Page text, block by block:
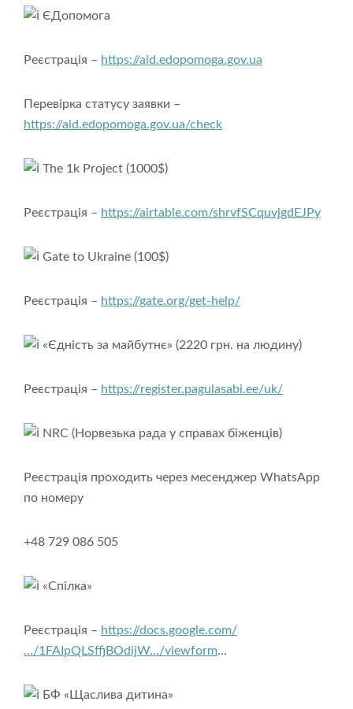
ЄДопомога
Реєстрація – https://aid.edopomoga.gov.ua
Перевірка статусу заявки –
https://aid.edopomoga.gov.ua/check
The 1k Project (1000$)
Реєстрація – https://airtable.com/shrvfSCquvjgdEJPy
Gate to Ukraine (100$)
Реєстрація – https://gate.org/get-help/
«Єдність за майбутнє» (2220 грн. на людину)
Реєстрація – https://register.pagulasabi.ee/uk/
NRC (Норвезька рада у справах біженців)
Реєстрація проходить через месенджер WhatsApp
по номеру
+48 729 086 505
«Спілка»
Реєстрація – https://docs.google.com/
…/1FAIpQLSffjBOdijW…/viewform…
БФ «Щаслива дитина»